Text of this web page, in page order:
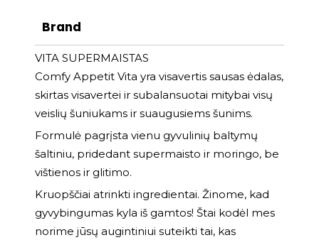
Brand
VITA SUPERMAISTAS
Comfy Appetit Vita yra visavertis sausas ėdalas,
skirtas visavertei ir subalansuotai mitybai visų
veislių šuniukams ir suaugusiems šunims.
Formulė pagrįsta vienu gyvulinių baltymų
šaltiniu, pridedant supermaisto ir moringo, be
vištienos ir glitimo.
Kruopščiai atrinkti ingredientai. Žinome, kad
gyvybingumas kyla iš gamtos! Štai kodėl mes
norime jūsų augintiniui suteikti tai, kas